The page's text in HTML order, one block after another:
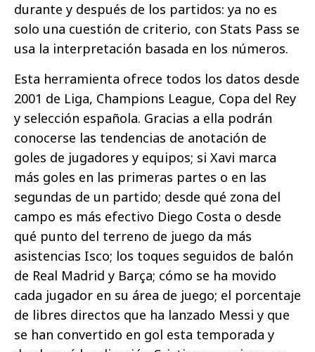
durante y después de los partidos: ya no es
solo una cuestión de criterio, con Stats Pass se
usa la interpretación basada en los números.
Esta herramienta ofrece todos los datos desde
2001 de Liga, Champions League, Copa del Rey
y selección española. Gracias a ella podrán
conocerse las tendencias de anotación de
goles de jugadores y equipos; si Xavi marca
más goles en las primeras partes o en las
segundas de un partido; desde qué zona del
campo es más efectivo Diego Costa o desde
qué punto del terreno de juego da más
asistencias Isco; los toques seguidos de balón
de Real Madrid y Barça; cómo se ha movido
cada jugador en su área de juego; el porcentaje
de libres directos que ha lanzado Messi y que
se han convertido en gol esta temporada y